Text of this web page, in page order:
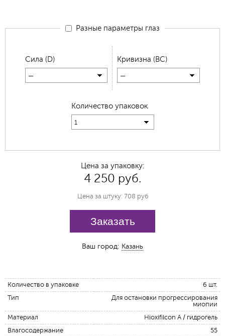
Разные параметры глаз
Сила (D)
—
Кривизна (BC)
—
Количество упаковок
1
Цена за упаковку:
4 250 руб.
Цена за штуку: 708 руб
Заказать
Ваш город: Казань
Количество в упаковке
6 шт.
Тип
Для остановки прогрессирования
миопии
Материал
Hioxifilcon А / гидрогель
Влагосодержание
55